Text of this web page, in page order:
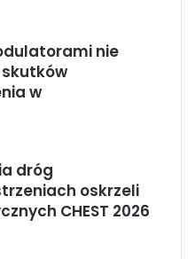
nie
w
dróg
oskrzeli
CHEST 2026